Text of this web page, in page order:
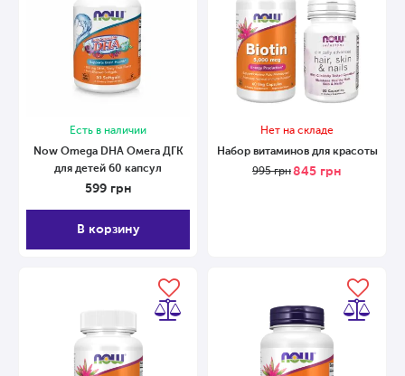
Есть в наличии
Now Omega DHA Омега ДГК
для детей 60 капсул
599 грн
В корзину
Нет на складе
Набор витаминов для красоты
995грн845 грн